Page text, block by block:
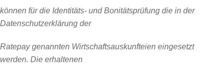
können für die Identitäts- und Bonitätsprüfung die in der
Datenschutzerklärung der
Ratepaygenannten Wirtschaftsauskunfteien eingesetzt
werden. Die erhaltenen